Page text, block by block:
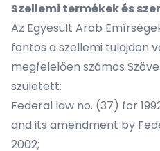
Szellemi termékek és
Az Egyesült Arab
fontos a szellemi tulajdon
megfelelően számos
született:
Federal law no. (37) for
and its amendment by
2002;